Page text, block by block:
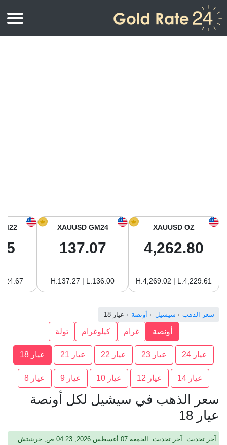
أسعار الذهب في أمريكا الجنوبية
XAUUSD OZ
4,262.80
H:4,269.02 | L:4,229.61
XAUUSD GM24
137.07
H:137.27 | L:136.00
سعر الذهب سيشيل أونصة عيار 18
أونصة غرام كيلوغرام تولة
عيار 24 عيار 23 عيار 22 عيار 21 عيار 18
عيار 14 عيار 12 عيار 10 عيار 9 عيار 8
سعر الذهب في سيشيل لكل أونصة
عيار 18
آخر تحديث: آخر تحديث: الجمعة 07 أغسطس 2026, 04:23 ص, جرينيتش